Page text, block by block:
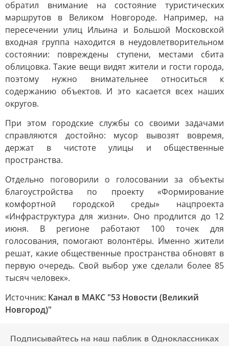
обратил внимание на состояние туристических
маршрутов в Великом Новгороде. Например, на
пересечении улиц Ильина и Большой Московской
входная группа находится в неудовлетворительном
состоянии: повреждены ступени, местами сбита
облицовка. Такие вещи видят жители и гости города,
поэтому нужно внимательнее относиться к
содержанию объектов. И это касается всех наших
округов.
При этом городские службы со своими задачами
справляются достойно: мусор вывозят вовремя,
держат в чистоте улицы и общественные
пространства.
Отдельно поговорили о голосовании за объекты
благоустройства по проекту «Формирование
комфортной городской среды» нацпроекта
«Инфраструктура для жизни». Оно продлится до 12
июня. В регионе работают 100 точек для
голосования, помогают волонтёры. Именно жители
решат, какие общественные пространства обновят в
первую очередь. Свой выбор уже сделали более 85
тысяч человек».
Источник: Канал в МАКС "53 Новости (Великий
Новгород)"
Подписывайтесь на наш паблик в Одноклассниках